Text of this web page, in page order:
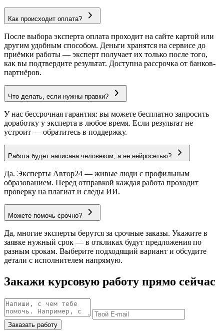
Как происходит оплата?
После выбора эксперта оплата проходит на сайте картой или
другим удобным способом. Деньги хранятся на сервисе до
приёмки работы — эксперт получает их только после того,
как вы подтвердите результат. Доступна рассрочка от банков-
партнёров.
Что делать, если нужны правки?
У нас бессрочная гарантия: вы можете бесплатно запросить
доработку у эксперта в любое время. Если результат не
устроит — обратитесь в поддержку.
Работа будет написана человеком, а не нейросетью?
Да. Эксперты Автор24 — живые люди с профильным
образованием. Перед отправкой каждая работа проходит
проверку на плагиат и следы ИИ.
Можете помочь срочно?
Да, многие эксперты берутся за срочные заказы. Укажите в
заявке нужный срок — в откликах будут предложения по
разным срокам. Выберите подходящий вариант и обсудите
детали с исполнителем напрямую.
Закажи курсовую работу прямо сейчас
Заказать работу